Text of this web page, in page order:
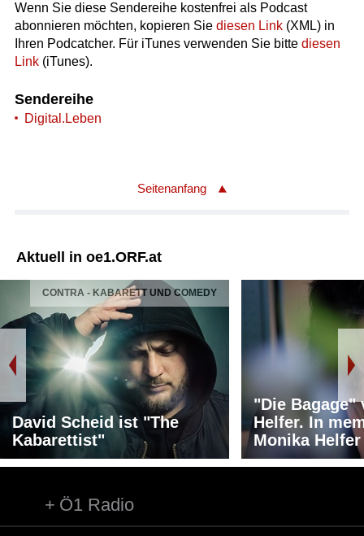
Wenn Sie diese Sendereihe kostenfrei als Podcast
abonnieren möchten, kopieren Sie diesen Link(XML) in
Ihren Podcatcher. Für iTunes verwenden Sie bitte diesen
Link(iTunes).
Sendereihe
Digital.Leben
Seitenanfang
Aktuell in oe1.ORF.at
CONTRA - KABARETT UND COMEDY
David Scheid ist "The
Kabarettist"
"Die Bagage"
Helfer. In
Monika Helfer
Ö1 Radio